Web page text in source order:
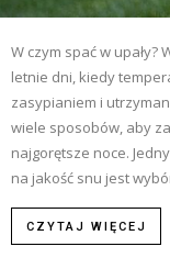
W czym spać w upały?
letnie dni, kiedy
zasypianiem i
wiele sposobów, aby
najgorętsze noce.
na jakość snu jest
CZYTAJ WIĘCEJ